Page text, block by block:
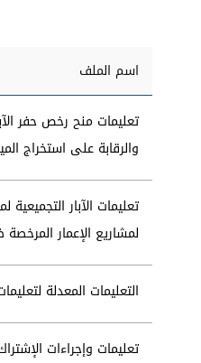
اسم الملف
تعليمات منح رخص حفر
والرقابة على استخراج
تعليمات الآبار
لمشاريع الإعمار المرخصة
التعليمات المعدلة
تعليمات وإجراءات